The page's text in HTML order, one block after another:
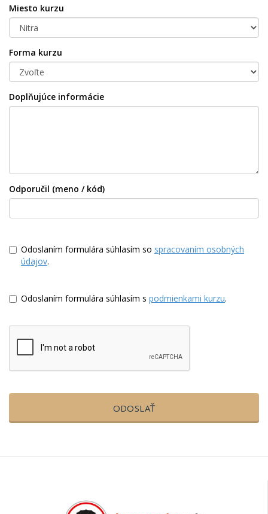
Miesto kurzu
Forma kurzu
Doplňujúce informácie
Odporučil (meno / kód)
Odoslaním formulára súhlasím so spracovaním osobných
údajov.
Odoslaním formulára súhlasím s podmienkami kurzu.
ODOSLAŤ